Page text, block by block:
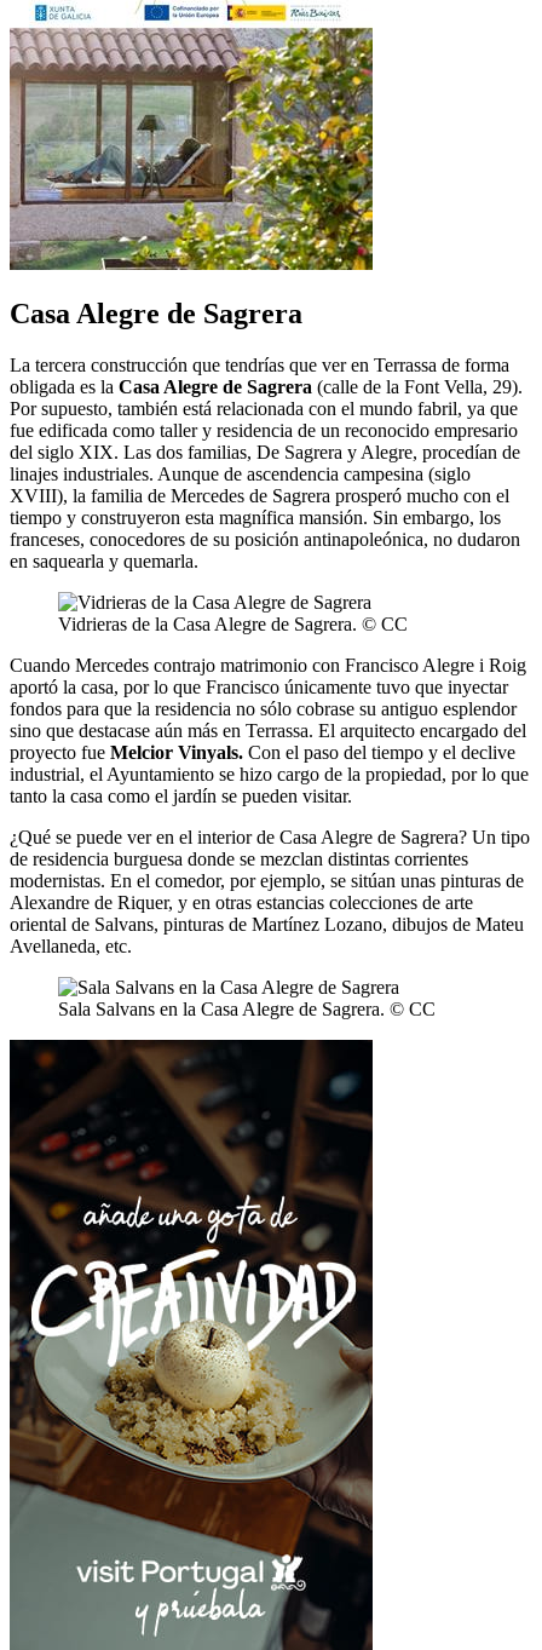
Casa Alegre de Sagrera
La tercera construcción que tendrías que ver en Terrassa de forma
obligada es la Casa Alegre de Sagrera (calle de la Font Vella, 29).
Por supuesto, también está relacionada con el mundo fabril, ya que
fue edificada como taller y residencia de un reconocido empresario
del siglo XIX. Las dos familias, De Sagrera y Alegre, procedían de
linajes industriales. Aunque de ascendencia campesina (siglo
XVIII), la familia de Mercedes de Sagrera prosperó mucho con el
tiempo y construyeron esta magnífica mansión. Sin embargo, los
franceses, conocedores de su posición antinapoleónica, no dudaron
en saquearla y quemarla.
Vidrieras de la Casa Alegre de Sagrera. © CC
Cuando Mercedes contrajo matrimonio con Francisco Alegre i Roig
aportó la casa, por lo que Francisco únicamente tuvo que inyectar
fondos para que la residencia no sólo cobrase su antiguo esplendor
sino que destacase aún más en Terrassa. El arquitecto encargado del
proyecto fue Melcior Vinyals. Con el paso del tiempo y el declive
industrial, el Ayuntamiento se hizo cargo de la propiedad, por lo que
tanto la casa como el jardín se pueden visitar.
¿Qué se puede ver en el interior de Casa Alegre de Sagrera? Un tipo
de residencia burguesa donde se mezclan distintas corrientes
modernistas. En el comedor, por ejemplo, se sitúan unas pinturas de
Alexandre de Riquer, y en otras estancias colecciones de arte
oriental de Salvans, pinturas de Martínez Lozano, dibujos de Mateu
Avellaneda, etc.
Sala Salvans en la Casa Alegre de Sagrera. © CC